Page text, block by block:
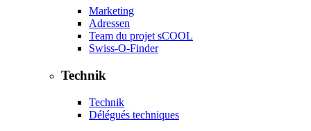
Marketing
Adressen
Team du projet sCOOL
Swiss-O-Finder
Technik
Technik
Délégués techniques